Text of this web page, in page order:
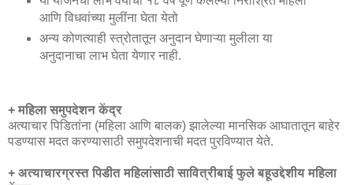
आणि विधवांच्या मुलींना घेता येतो
अन्य कोणत्याही स्त्रोतातून अनुदान घेणाऱ्या मुलीला या
अनुदानाचा लाभ घेता येणार नाही.
+ महिला समुपदेशन केंद्र
अत्याचार पिडितांना (महिला आणि बालक) झालेल्या मानसिक आघातातून बाहेर
पडण्यास मदत करण्यासाठी समुपदेशनाची मदत पुरविण्यात येते.
+ अत्याचारग्रस्त पिडीत महिलांसाठी सावित्रीबाई फुले बहूउद्देशीय महिला